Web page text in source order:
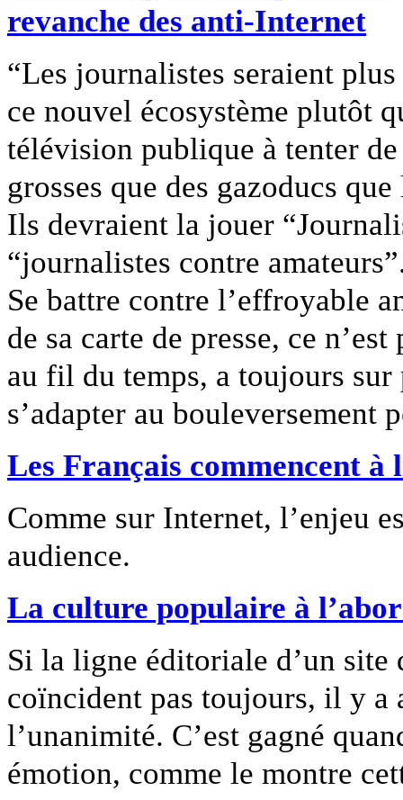
revanche des anti-Internet
“Les journalistes seraient
ce nouvel écosystème plutôt
télévision publique à tenter
grosses que des gazoducs
Ils devraient la jouer
“journalistes contre
Se battre contre l’effroyable
de sa carte de presse, ce
au fil du temps, a toujours
s’adapter au bouleversement
Les Français commencent
Comme sur Internet, l’enjeu
audience.
La culture populaire à
Si la ligne éditoriale d’un site
coïncident pas toujours, il y a
l’unanimité. C’est gagné
émotion, comme le montre